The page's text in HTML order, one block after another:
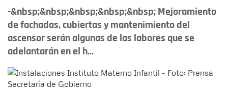
-&nbsp;&nbsp;&nbsp;&nbsp;&nbsp; Mejoramiento
de fachadas, cubiertas y mantenimiento del
ascensor serán algunas de las labores que se
adelantarán en el h...